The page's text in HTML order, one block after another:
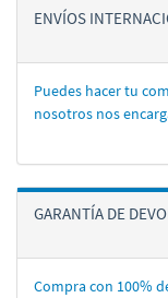
ENVÍOS
Puedes hacer tu
nosotros nos
GARANTÍA DE
Compra con 100%